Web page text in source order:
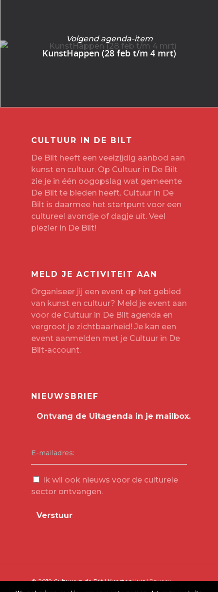
Volgend agenda-item
KunstHappen (28 feb t/m 4 mrt)
CULTUUR IN DE BILT
De Bilt heeft een veelzijdig aanbod aan
kunst en cultuur. Op Cultuur in De Bilt
zie je in één oogopslag wat gemeente
De Bilt te bieden heeft. Cultuur in De
Bilt is daarmee het startpunt voor een
cultureel avondje of dagje uit. Veel
plezier in De Bilt!
MELD JE ACTIVITEIT AAN
Organiseer jij een event op het gebied
van kunst en cultuur? Meld je event aan
voor de Cultuur in De Bilt agenda en
vergroot je zichtbaarheid! Je kan een
event aanmelden met je Cultuur in De
Bilt-account.
NIEUWSBRIEF
E-mailadres:
Ik wil ook nieuws voor de culturele
sector ontvangen.
© 2019 Cultuur in de Bilt | KunstenHuis |Privacy